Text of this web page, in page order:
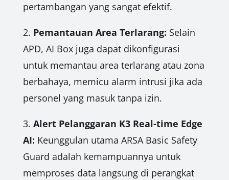
pertambangan yang sangat efektif.
2. Pemantauan Area Terlarang: Selain
APD, AI Box juga dapat dikonfigurasi
untuk memantau area terlarang atau zona
berbahaya, memicu alarm intrusi jika ada
personel yang masuk tanpa izin.
3. Alert Pelanggaran K3 Real-time Edge
AI: Keunggulan utama ARSA Basic Safety
Guard adalah kemampuannya untuk
memproses data langsung di perangkat